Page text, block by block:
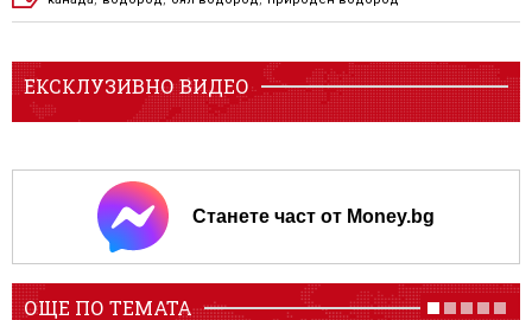
ЕКСКЛУЗИВНО ВИДЕО
Станете част от Money.bg
ОЩЕ ПО ТЕМАТА